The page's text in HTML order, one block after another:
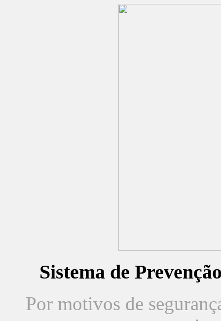
Sistema de
Por motivos de